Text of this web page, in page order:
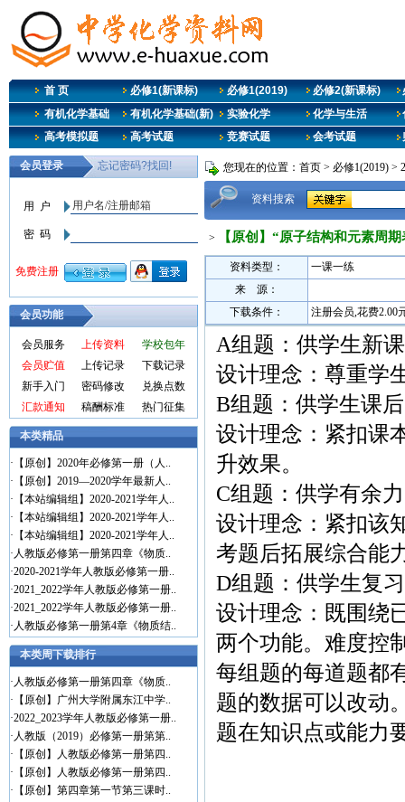
首 页 必修1(新课标) 必修1(2019) 必修2(新课标)
有机化学基础
有机化学基础(新) 实验化学 化学与生活
高考模拟题
高考试题 竞赛试题 会考试题
会员功能
会员服务 上传资料
学校包年
会员贮值
上传记录
下载记录
新手入门
密码修改
兑换点数
汇款通知
稿酬标准 热门征集
本类精品
· 【原创】2020年必修第一册（人..
· 【原创】2019—2020学年最新人..
· 【本站编辑组】2020-2021学年人..
· 【本站编辑组】2020-2021学年人..
· 【本站编辑组】2020-2021学年人..
· 人教版必修第一册第四章《物质..
·2020-2021学年人教版必修第一册..
·2021_2022学年人教版必修第一册..
·2021_2022学年人教版必修第一册..
· 人教版必修第一册第4章《物质结..
本类周下载排行
· 人教版必修第一册第四章《物质..
· 【原创】广州大学附属东江中学..
·2022_2023学年人教版必修第一册..
· 人教版（2019）必修第一册第第..
· 【原创】人教版必修第一册第四..
· 【原创】人教版必修第一册第四..
· 【原创】第四章第一节第三课时..
您现在的位置： 首页 > 必修1(2019) >
资料搜索
> 【原创】“原子结构和元素周
资料类型：
一课一练
来 源：
下载条件：
注册会员,花费2.00
A组题：供学生新
设计理念：尊重学
B组题：供学生课
设计理念：紧扣课
升效果。
C组题：供学有余
设计理念：紧扣该
考题后拓展综合能
D组题：供学生复
设计理念：既围绕
两个功能。难度控
每组题的每道题都
题的数据可以改动
题在知识点或能力